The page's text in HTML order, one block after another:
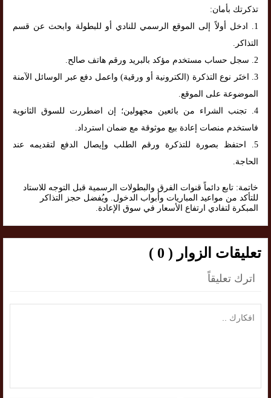
تذكرتك بأمان:
1. ادخل أولاً إلى الموقع الرسمي للنادي أو للبطولة وابحث عن قسم
التذاكر.
2. سجل حساب مستخدم مؤكد بالبريد ورقم هاتف صالح.
3. اختَر نوع التذكرة (الكترونية أو ورقية) واعمل دفع عبر الوسائل الآمنة
الموضوعة على الموقع.
4. تجنب الشراء من بائعين مجهولين؛ إن اضطررت للسوق الثانوية
فاستخدم منصات إعادة بيع موثوقة مع ضمان استرداد.
5. احتفظ بصورة للتذكرة ورقم الطلب وإيصال الدفع لتقديمه عند
الحاجة.
خاتمة: تابع دائماً قنوات الفرق والبطولات الرسمية قبل التوجه للاستاد
للتأكد من مواعيد المباريات وأبواب الدخول. ويُفضل حجز التذاكر
المبكرة لتفادي ارتفاع الأسعار في سوق الإعادة.
تعليقات الزوار ( 0 )
اترك تعليقاً